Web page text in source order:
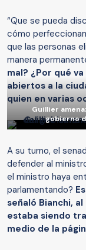
“Que se pueda
cómo
que las personas
manera
mal? ¿Por qué
abiertos a la
quien en varias
Guillier
gobierno
A su turno, el
defender al
el ministro haya
parlamentando?
señaló Bianchi,
estaba siendo
medio de la